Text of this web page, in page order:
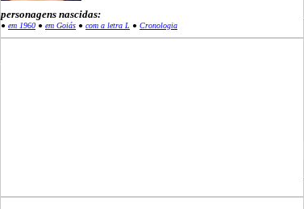
personagens nascidas:
● em 1960 ● em Goiás ● com a letra L ● Cronologia